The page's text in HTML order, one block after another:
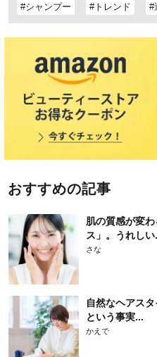
#シャンプー #トレンド #
おすすめの記事
肌の質感が変
ス」。うれしい
さな
自然なヘアス
という事実...
かえで